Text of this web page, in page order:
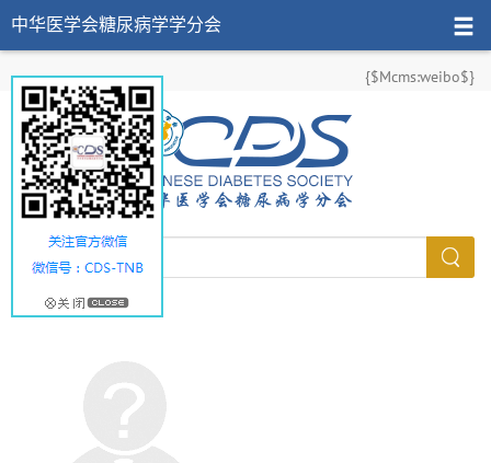
{$Mcms:weibo$}
中华医学会糖尿病学学分会